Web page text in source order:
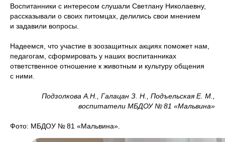
Воспитанники с интересом слушали Светлану Николаевну,
рассказывали о своих питомцах, делились свои мнением
и задавили вопросы.
Надеемся, что участие в зоозащитных акциях поможет нам,
педагогам, сформировать у наших воспитанниках
ответственное отношение к животным и культуру общения
с ними.
Подзолкова А.Н., Галацан З. Н., Подъельская Е. М.,
воспитатели МБДОУ № 81 «Мальвина»
Фото: МБДОУ № 81 «Мальвина».